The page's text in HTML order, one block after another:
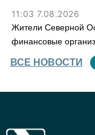
11:03 7.08.2026
Жители Северной
финансовые
ВСЕ НОВОСТИ